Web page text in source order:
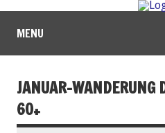
MENU
JANUAR-WANDERUNG
60+